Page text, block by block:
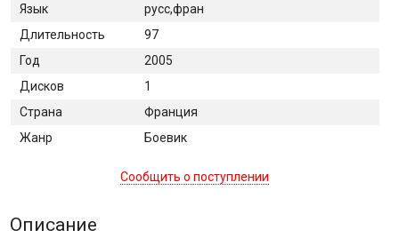
Язык
русс,фран
Длительность
97
Год
2005
Дисков
1
Страна
Франция
Жанр
Боевик
Сообщить о поступлении
Описание